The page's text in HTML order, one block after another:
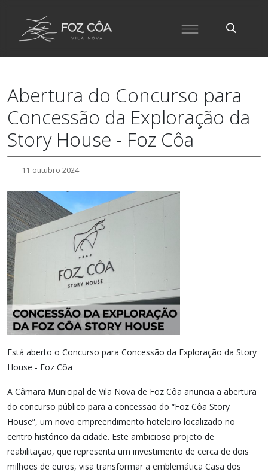
Abertura do Concurso para
Concessão da Exploração da
Story House - Foz Côa
11 outubro 2024
Está aberto o Concurso para Concessão da Exploração da Story
House - Foz Côa
A Câmara Municipal de Vila Nova de Foz Côa anuncia a abertura
do concurso público para a concessão do “Foz Côa Story
House”, um novo empreendimento hoteleiro localizado no
centro histórico da cidade. Este ambicioso projeto de
reabilitação, que representa um investimento de cerca de dois
milhões de euros, visa transformar a emblemática Casa dos